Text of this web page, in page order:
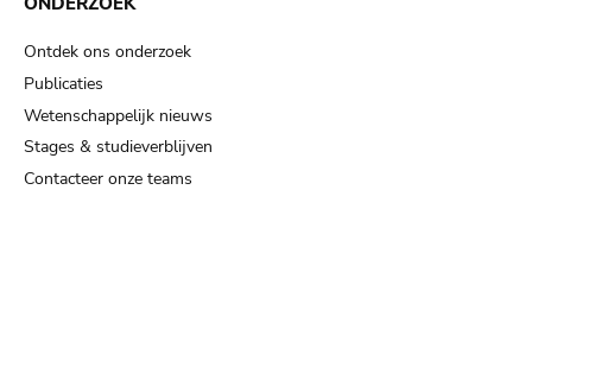
Ontdek ons onderzoek
Publicaties
Wetenschappelijk nieuws
Stages & studieverblijven
Contacteer onze teams